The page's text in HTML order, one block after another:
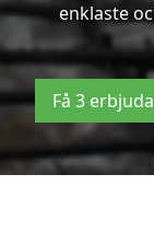
enklaste
Få 3